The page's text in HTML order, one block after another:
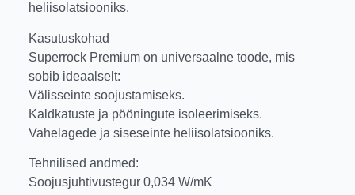
heliisolatsiooniks.
Kasutuskohad
Superrock Premium on universaalne toode, mis
sobib ideaalselt:
Välisseinte soojustamiseks.
Kaldkatuste ja pööningute isoleerimiseks.
Vahelagede ja siseseinte heliisolatsiooniks.
Tehnilised andmed:
Soojusjuhtivustegur 0,034 W/mK